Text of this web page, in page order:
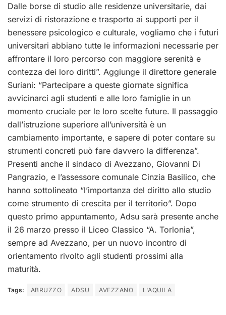
Dalle borse di studio alle residenze universitarie, dai
servizi di ristorazione e trasporto ai supporti per il
benessere psicologico e culturale, vogliamo che i futuri
universitari abbiano tutte le informazioni necessarie per
affrontare il loro percorso con maggiore serenità e
contezza dei loro diritti”. Aggiunge il direttore generale
Suriani: “Partecipare a queste giornate significa
avvicinarci agli studenti e alle loro famiglie in un
momento cruciale per le loro scelte future. Il passaggio
dall’istruzione superiore all’università è un
cambiamento importante, e sapere di poter contare su
strumenti concreti può fare davvero la differenza”.
Presenti anche il sindaco di Avezzano, Giovanni Di
Pangrazio, e l’assessore comunale Cinzia Basilico, che
hanno sottolineato “l’importanza del diritto allo studio
come strumento di crescita per il territorio”. Dopo
questo primo appuntamento, Adsu sarà presente anche
il 26 marzo presso il Liceo Classico “A. Torlonia”,
sempre ad Avezzano, per un nuovo incontro di
orientamento rivolto agli studenti prossimi alla
maturità.
Tags: ABRUZZO ADSU AVEZZANO L'AQUILA